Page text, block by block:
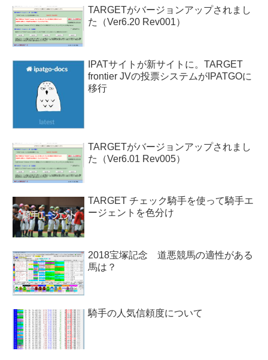
TARGETがバージョンアップされまし
た（Ver6.20 Rev001）
IPATサイトが新サイトに。TARGET
frontier JVの投票システムがIPATGOに
移行
TARGETがバージョンアップされまし
た（Ver6.01 Rev005）
TARGET チェック騎手を使って騎手エ
ージェントを色分け
2018宝塚記念 道悪競馬の適性がある
馬は？
騎手の人気信頼度について